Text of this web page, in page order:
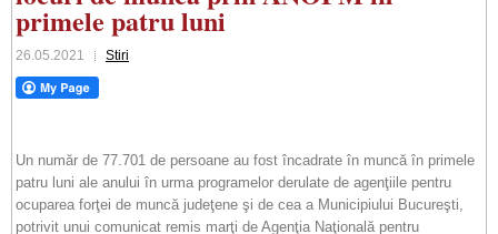
primele patru luni
26.05.2021 Stiri
Un număr de 77.701 de persoane au fost încadrate în muncă în primele
patru luni ale anului în urma programelor derulate de agenţiile pentru
ocuparea forţei de muncă judeţene şi de cea a Municipiului Bucureşti,
potrivit unui comunicat remis marţi de Agenţia Naţională pentru